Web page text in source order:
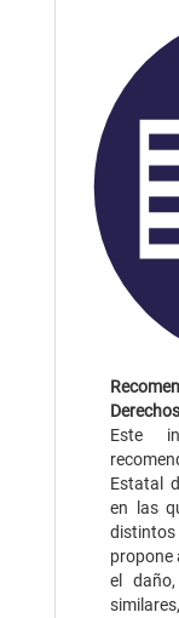
Este
Estatal
en las
propone
el